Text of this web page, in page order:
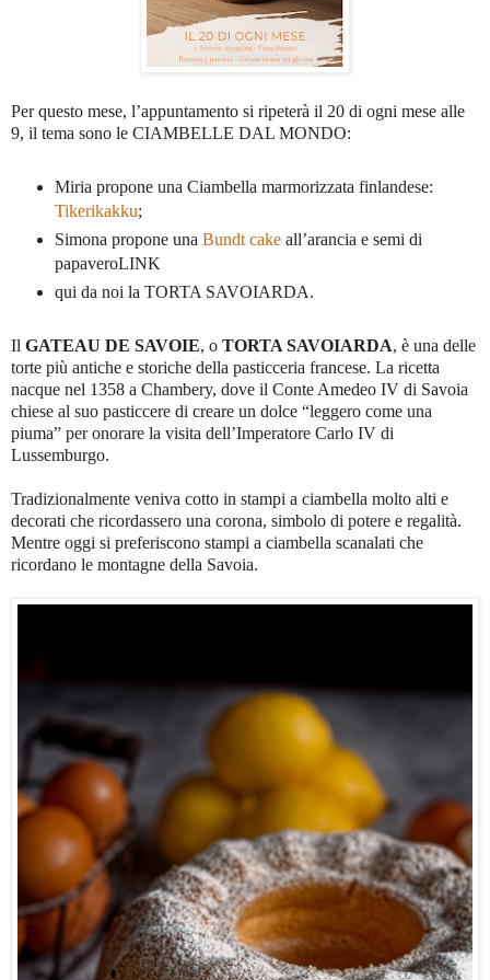
Per questo mese, l’appuntamento si ripeterà il 20 di ogni mese alle
9, il tema sono le CIAMBELLE DAL MONDO:
Miria propone una Ciambella marmorizzata finlandese:
Tikerikakku;
Simona propone una Bundt cake all’arancia e semi di
papaveroLINK
qui da noi la TORTA SAVOIARDA.
Il GATEAU DE SAVOIE, o TORTA SAVOIARDA, è una delle
torte più antiche e storiche della pasticceria francese. La ricetta
nacque nel 1358 a Chambery, dove il Conte Amedeo IV di Savoia
chiese al suo pasticcere di creare un dolce “leggero come una
piuma” per onorare la visita dell’Imperatore Carlo IV di
Lussemburgo.
Tradizionalmente veniva cotto in stampi a ciambella molto alti e
decorati che ricordassero una corona, simbolo di potere e regalità.
Mentre oggi si preferiscono stampi a ciambella scanalati che
ricordano le montagne della Savoia.